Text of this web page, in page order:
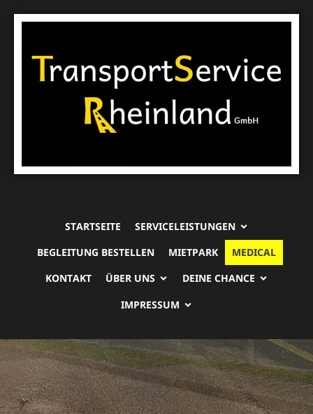
STARTSEITE
SERVICELEISTUNGEN
BEGLEITUNG BESTELLEN
MIETPARK
MEDICAL
KONTAKT
ÜBER UNS
DEINE CHANCE
IMPRESSUM